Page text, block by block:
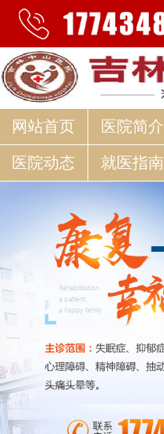
网站首页 医院简介
医院动态 就医指南